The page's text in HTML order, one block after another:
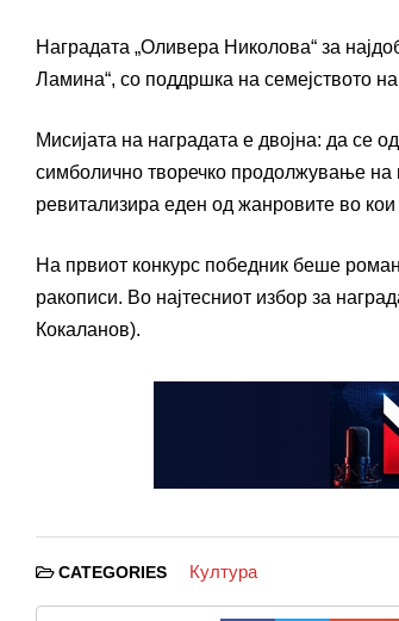
Наградата „Оливера Николова“ за
Ламина“, со поддршка на семејството
Мисијата на наградата е двојна: да се
симболично творечко продолжување на
ревитализира еден од жанровите во
На првиот конкурс победник беше
ракописи. Во најтесниот избор за
Кокаланов).
CATEGORIES Култура